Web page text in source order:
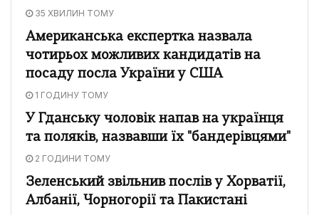
35 ХВИЛИН ТОМУ
Американська експертка назвала
чотирьох можливих кандидатів на
посаду посла України у США
1 ГОДИНУ ТОМУ
У Гданську чоловік напав на українця
та поляків, назвавши їх "бандерівцями"
2 ГОДИНИ ТОМУ
Зеленський звільнив послів у Хорватії,
Албанії, Чорногорії та Пакистані